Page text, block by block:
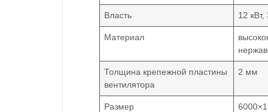
Власть 12
Материал
Толщина крепежной пластины
вентилятора
2 мм
Размер